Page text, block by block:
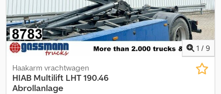
1 / 9
Haakarm vrachtwagen
HIAB Multilift LHT 190.46
Abrollanlage